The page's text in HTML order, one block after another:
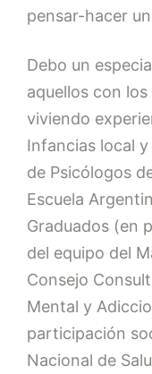
pensar-hacer
Debo un
aquellos con
viviendo
Infancias local y
de Psicólogos
Escuela
Graduados (en
del equipo del
Consejo
Mental y
participación
Nacional de